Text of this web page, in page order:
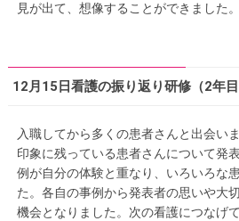
見が出て、想像することができました。
12月15日看護の振り返り研修（2年目
入職してから多くの患者さんと出会い
印象に残っている患者さんについて発
例が自分の体験と重なり、いろいろな
た。各自の事例から発表者の思いや大
機会となりました。次の看護につなげて